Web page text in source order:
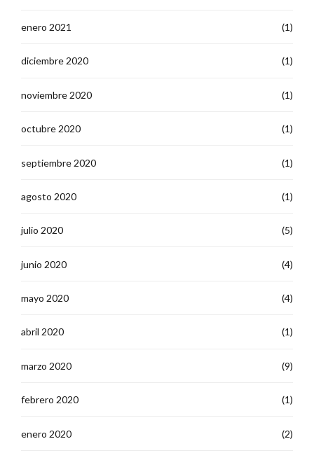
enero 2021 (1)
diciembre 2020 (1)
noviembre 2020 (1)
octubre 2020 (1)
septiembre 2020 (1)
agosto 2020 (1)
julio 2020 (5)
junio 2020 (4)
mayo 2020 (4)
abril 2020 (1)
marzo 2020 (9)
febrero 2020 (1)
enero 2020 (2)